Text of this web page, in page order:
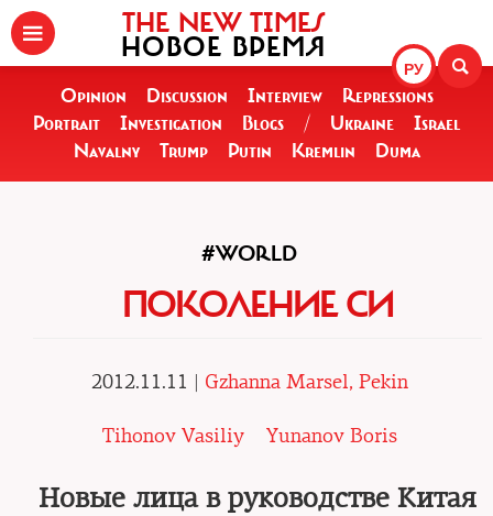
РУ
THE NEW TIMES
НОВОЕ ВРЕМЯ
Opinion Discussion Interview
Repressions
Portrait
Investigation Blogs / Ukraine
Israel
Navalny
Trump Putin Kremlin Duma
#WORLD
ПОКОЛЕНИЕ СИ
2012.11.11 | Gzhanna Marsel, Pekin
Tihonov Vasiliy Yunanov Boris
Новые лица в руководстве Китая